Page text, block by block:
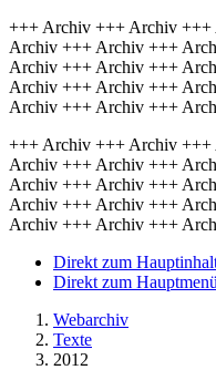
+++ Archiv +++ Archiv
Archiv +++ Archiv +++
Archiv +++ Archiv +++
Archiv +++ Archiv +++
Archiv +++ Archiv +++
+++ Archiv +++ Archiv
Archiv +++ Archiv +++
Archiv +++ Archiv +++
Archiv +++ Archiv +++
Archiv +++ Archiv +++
Direkt zum
Direkt zum
Webarchiv
Texte
2012